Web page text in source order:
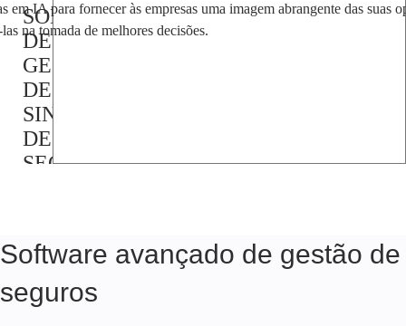
SOLUÇÃO
DE
GESTÃO
DE
SINISTROS
DE
SEGUROS
PARA
AGÊNCIAS
DE
SEGUROS
em IA para fornecer às empresas uma imagem abrangente das suas
na tomada de melhores decisões.
Software avançado de gestão de
seguros